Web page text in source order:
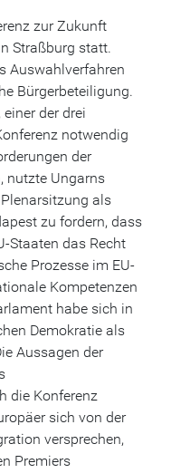
zur Zukunft
Straßburg statt.
Auswahlverfahren
Bürgerbeteiligung.
der drei
notwendig
der
nutzte Ungarns
als
zu fordern, dass
Staaten das Recht
Prozesse im EU-
Kompetenzen
habe sich in
Demokratie als
Aussagen der
die Konferenz
sich von der
versprechen,
Premiers